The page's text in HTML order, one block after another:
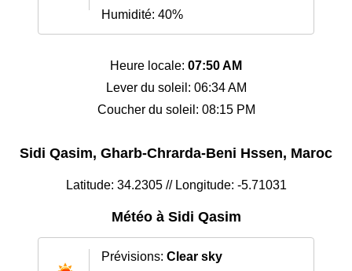
Humidité: 40%
Heure locale: 07:50 AM
Lever du soleil: 06:34 AM
Coucher du soleil: 08:15 PM
Sidi Qasim, Gharb-Chrarda-Beni Hssen, Maroc
Latitude: 34.2305 // Longitude: -5.71031
Météo à Sidi Qasim
Prévisions: Clear sky